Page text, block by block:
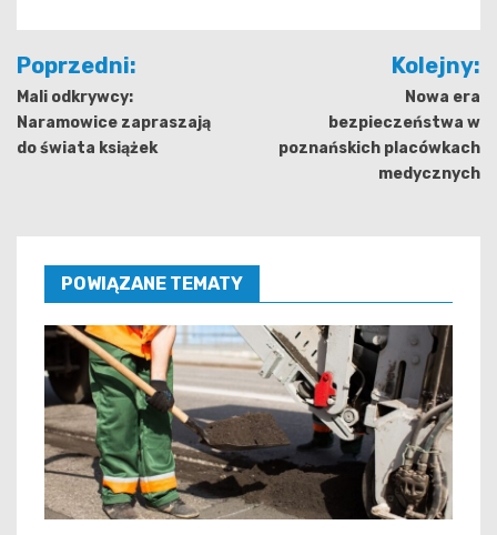
Nawigacja
wpisu
Poprzedni:
Mali odkrywcy:
Naramowice zapraszają
do świata książek
Kolejny:
Nowa era
bezpieczeństwa w
poznańskich placówkach
medycznych
POWIĄZANE TEMATY